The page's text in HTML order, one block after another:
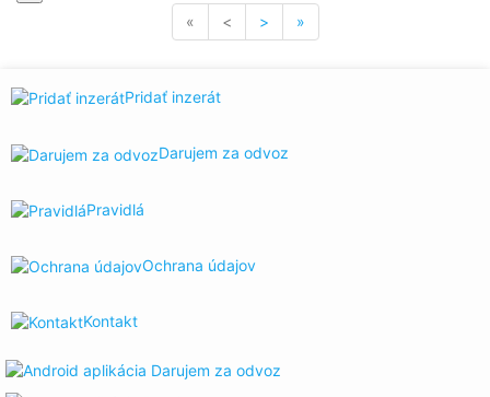
« < > »
Pridať inzerát
Darujem za odvoz
Pravidlá
Ochrana údajov
Kontakt